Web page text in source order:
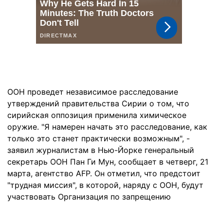
ООН проведет независимое расследование
утверждений правительства Сирии о том, что
сирийская оппозиция применила химическое
оружие. "Я намерен начать это расследование, как
только это станет практически возможным", -
заявил журналистам в Нью-Йорке генеральный
секретарь ООН Пан Ги Мун, сообщает в четверг, 21
марта, агентство AFP. Он отметил, что предстоит
"трудная миссия", в которой, наряду с ООН, будут
участвовать Организация по запрещению